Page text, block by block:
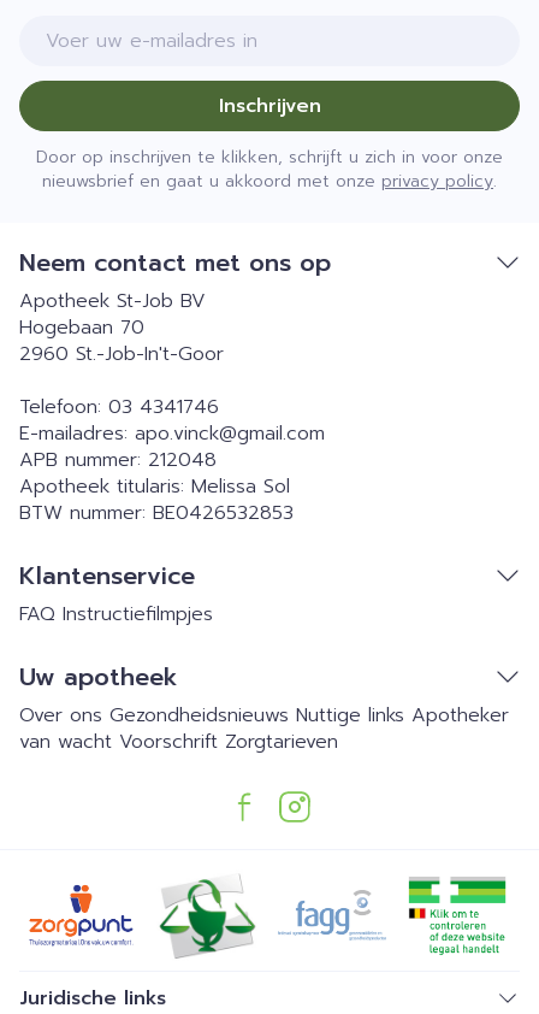
E-mail adres
Inschrijven
Door op inschrijven te klikken, schrijft u zich in voor onze
nieuwsbrief en gaat u akkoord met onze privacy policy.
Neem contact met ons op
Apotheek St-Job BV
Hogebaan 70
2960 St.-Job-In't-Goor
Telefoon: 03 4341746
E-mailadres: apo.vinck@gmail.com
APB nummer: 212048
Apotheek titularis: Melissa Sol
BTW nummer: BE0426532853
Klantenservice
FAQ Instructiefilmpjes
Uw apotheek
Over ons Gezondheidsnieuws Nuttige links Apotheker
van wacht Voorschrift Zorgtarieven
Juridische links